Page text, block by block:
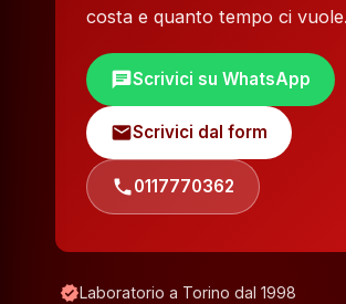
costa e quanto tempo ci vuole.
chatScrivici su WhatsApp
mailScrivici dal form
phone0117770362
verifiedLaboratorio a Torino dal 1998